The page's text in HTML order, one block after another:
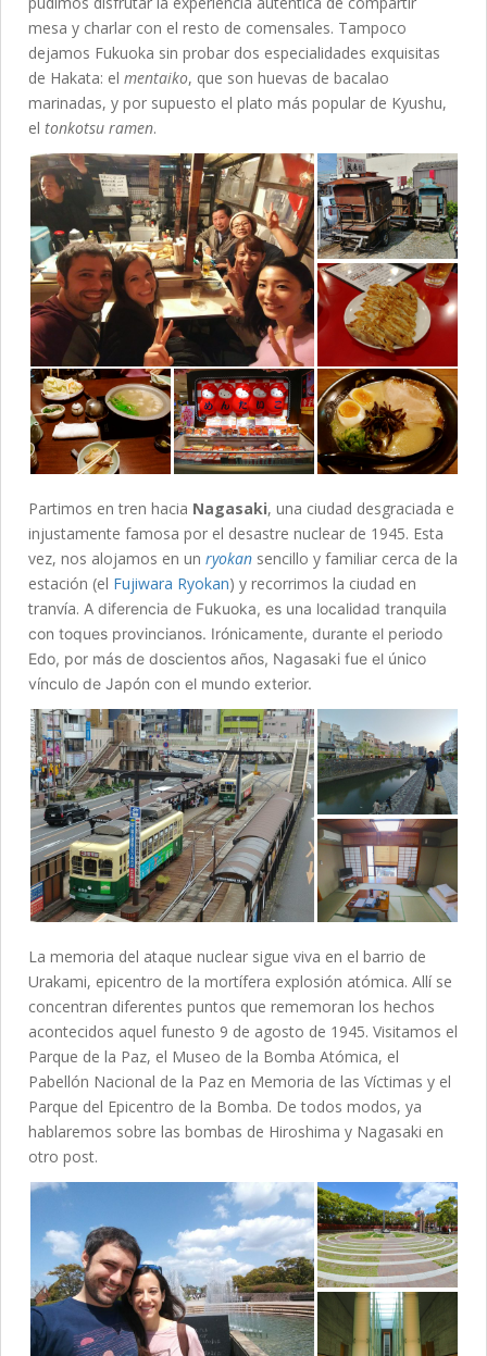
mesa y charlar con el resto de comensales. Tampoco
dejamos Fukuoka sin probar dos especialidades exquisitas
de Hakata: el mentaiko, que son huevas de bacalao
marinadas, y por supuesto el plato más popular de Kyushu,
el tonkotsu ramen.
Partimos en tren hacia Nagasaki, una ciudad desgraciada e
injustamente famosa por el desastre nuclear de 1945. Esta
vez, nos alojamos en un ryokan sencillo y familiar cerca de la
estación (el Fujiwara Ryokan) y recorrimos la ciudad en
tranvía. A diferencia de Fukuoka, es una localidad tranquila
con toques provincianos. Irónicamente, durante el periodo
Edo, por más de doscientos años, Nagasaki fue el único
vínculo de Japón con el mundo exterior.
La memoria del ataque nuclear sigue viva en el barrio de
Urakami, epicentro de la mortífera explosión atómica. Allí se
concentran diferentes puntos que rememoran los hechos
acontecidos aquel funesto 9 de agosto de 1945. Visitamos el
Parque de la Paz, el Museo de la Bomba Atómica, el
Pabellón Nacional de la Paz en Memoria de las Víctimas y el
Parque del Epicentro de la Bomba. De todos modos, ya
hablaremos sobre las bombas de Hiroshima y Nagasaki en
otro post.